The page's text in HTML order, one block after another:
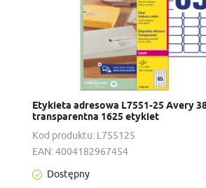
Kod produktu: L755125
Etykieta adresowa L7551-25 Avery
transparentna 1625 etykiet
EAN:4004182967454
Dostępny